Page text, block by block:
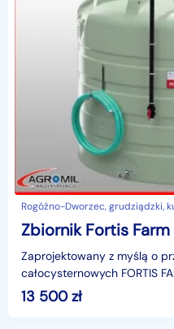
Rogóźno-Dworzec, grudziądzki,
Zbiornik Fortis
Zaprojektowany z myślą o
całocysternowych FORTIS
bezszwowa konstrukcja z
13 500zł